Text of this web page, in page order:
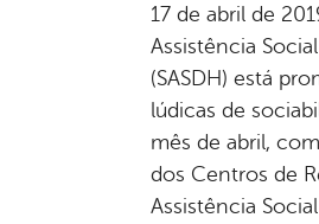
17 de abril de
Assistência
(SASDH) está
lúdicas de
mês de abril,
dos Centros de
Assistência